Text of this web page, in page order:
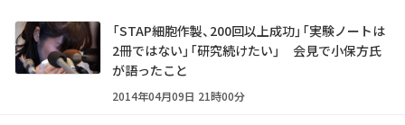
「STAP細胞作製、200回以上成功」「実験ノートは
2冊ではない」「研究続けたい」 会見で小保方氏
が語ったこと
2014年04月09日 21時00分